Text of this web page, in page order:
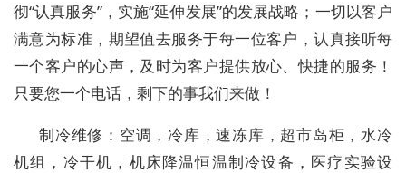
彻“认真服务”，实施“延伸发展”的发展战略；一切以客户
满意为标准，期望值去服务于每一位客户，认真接听每
一个客户的心声，及时为客户提供放心、快捷的服务！
只要您一个电话，剩下的事我们来做！
制冷维修：空调，冷库，速冻库，超市岛柜，水冷
机组，冷干机，机床降温恒温制冷设备，医疗实验设